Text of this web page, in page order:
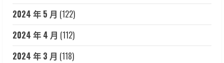
2024 年 5 月 (122)
2024 年 4 月 (112)
2024 年 3 月 (118)